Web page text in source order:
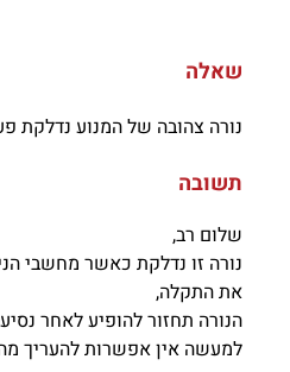
שאלה
נורה צהובה של המנוע נדלקת
תשובה
שלום רב,
נורה זו נדלקת כאשר מחשבי
את התקלה,
הנורה תחזור להופיע לאחר
למעשה אין אפשרות להעריך